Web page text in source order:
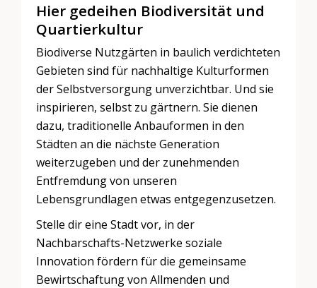
Hier gedeihen Biodiversität und
Quartierkultur
Biodiverse Nutzgärten in baulich verdichteten
Gebieten sind für nachhaltige Kulturformen
der Selbstversorgung unverzichtbar. Und sie
inspirieren, selbst zu gärtnern. Sie dienen
dazu, traditionelle Anbauformen in den
Städten an die nächste Generation
weiterzugeben und der zunehmenden
Entfremdung von unseren
Lebensgrundlagen etwas entgegenzusetzen.
Stelle dir eine Stadt vor, in der
Nachbarschafts-Netzwerke soziale
Innovation fördern für die gemeinsame
Bewirtschaftung von Allmenden und